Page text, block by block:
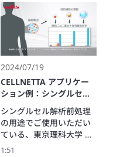
ました。
2024/07/19
CELLNETTA アプリケー
ション例：シングルセル
解析前処理編
シングルセル解析前処理
の用途でご使用いただい
ている、東京理科大学 生
命医科学研究所　炎症・
1:51